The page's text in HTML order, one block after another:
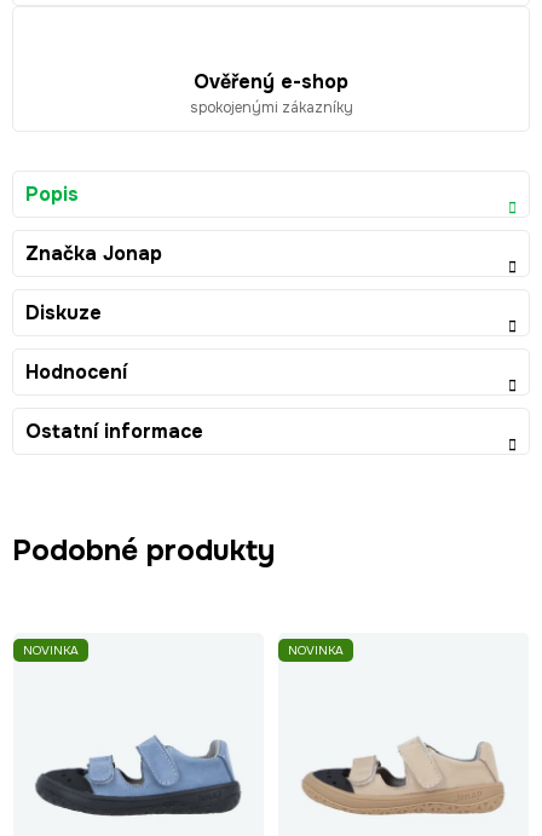
Ověřený e-shop
spokojenými zákazníky
Popis
Značka Jonap
Diskuze
Hodnocení
Ostatní informace
Podobné produkty
NOVINKA NOVINKA